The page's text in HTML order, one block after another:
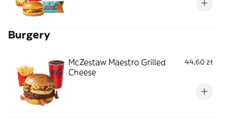
Burgery
McZestaw Maestro Grilled
Cheese
44,60 zł